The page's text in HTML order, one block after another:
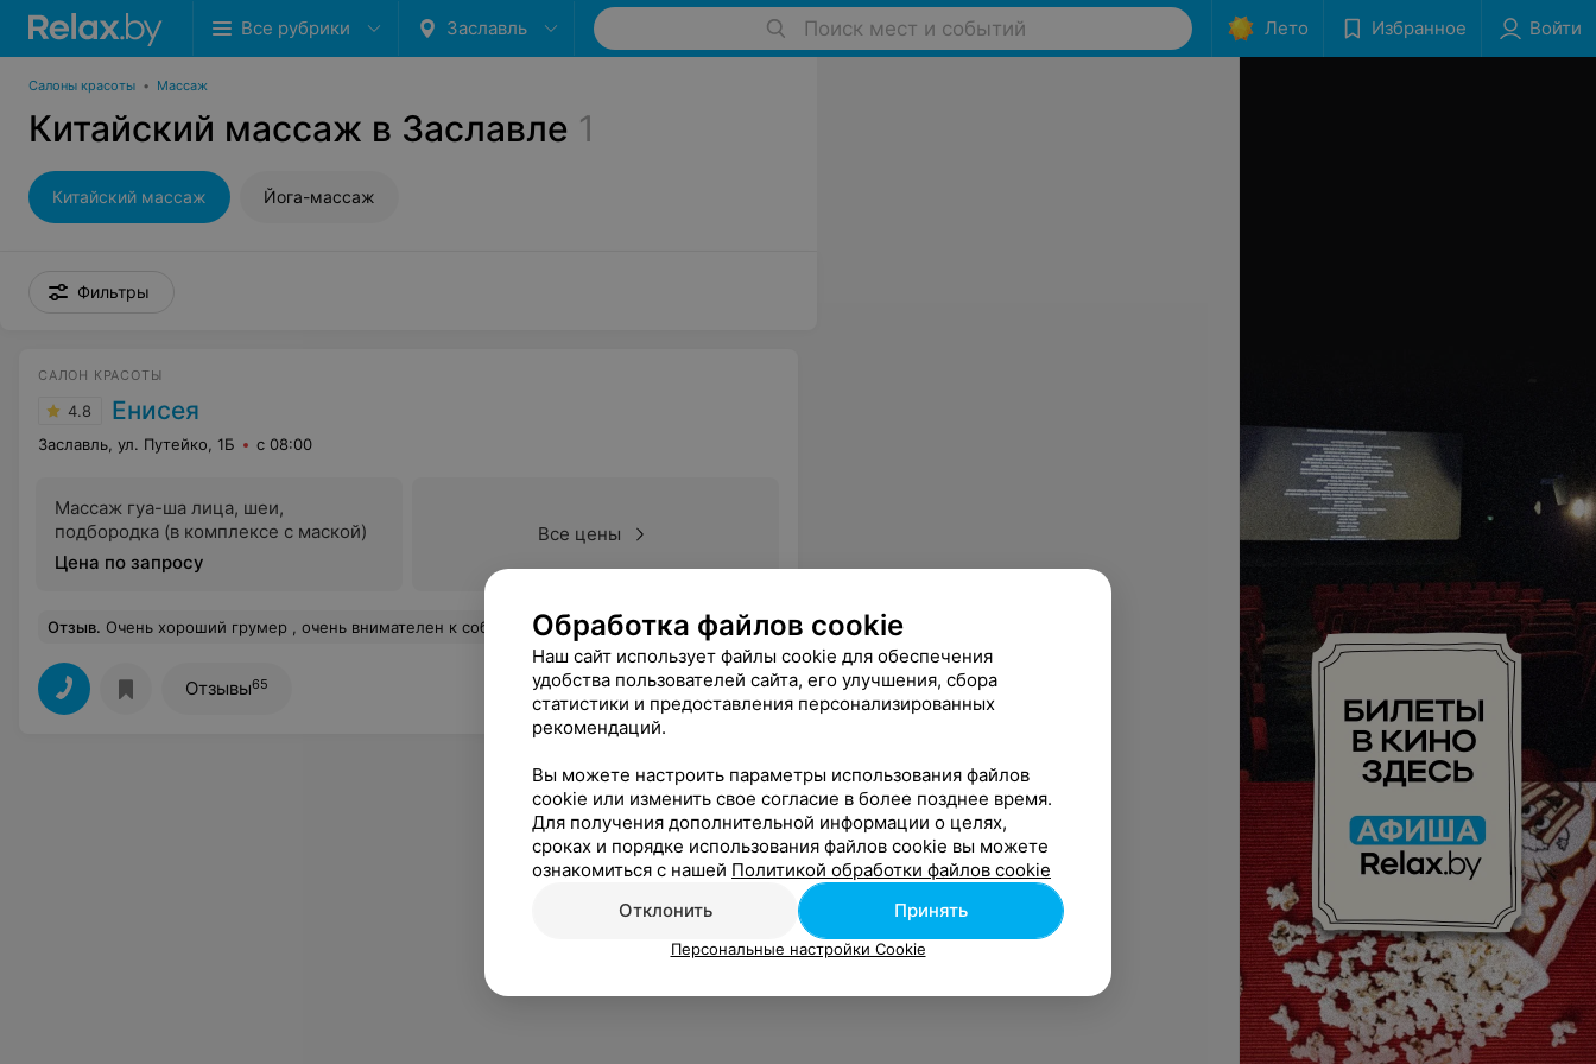
Все рубрики Заславль Поиск мест и событий Лето Избранное Войти
Салоны красоты • Массаж
Китайский массаж в Заславле 1
Китайский массаж Йога-массаж
Фильтры
САЛОН КРАСОТЫ
4.8 Енисея
Заславль, ул. Путейко, 1Б с 08:00
Массаж гуа-ша лица, шеи,
подбородка (в комплексе с маской)
Цена по запросу
Все цены
Отзыв. Очень хороший грумер , очень внимателен к собачке Еще
Отзывы65
Обработка файлов cookie
Наш сайт использует файлы cookie для обеспечения
удобства пользователей сайта, его улучшения, сбора
статистики и предоставления персонализированных
рекомендаций.
Вы можете настроить параметры использования файлов
cookie или изменить свое согласие в более позднее время.
Для получения дополнительной информации о целях,
сроках и порядке использования файлов cookie вы можете
ознакомиться с нашей Политикой обработки файлов cookie
Отклонить
Принять
Персональные настройки Cookie